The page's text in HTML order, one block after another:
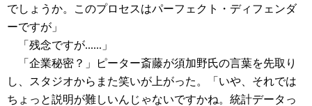
でしょうか。このプロセスはパーフェクト・ディフェンダ
ーですが」
「残念ですが......」
「企業秘密？」ピーター斎藤が須加野氏の言葉を先取り
し、スタジオからまた笑いが上がった。「いや、それでは
ちょっと説明が難しいんじゃないですかね。統計データっ